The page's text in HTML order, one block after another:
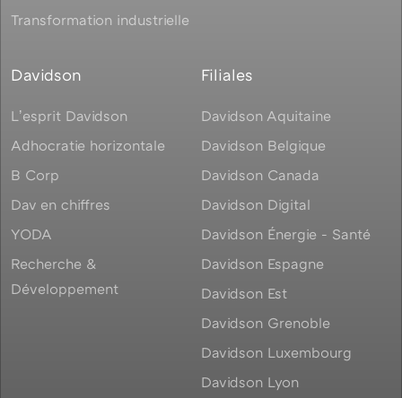
Transformation industrielle
Davidson
Lʼesprit Davidson
Adhocratie horizontale
B Corp
Dav en chiffres
YODA
Recherche &
Développement
Filiales
Davidson Aquitaine
Davidson Belgique
Davidson Canada
Davidson Digital
Davidson Énergie - Santé
Davidson Espagne
Davidson Est
Davidson Grenoble
Davidson Luxembourg
Davidson Lyon